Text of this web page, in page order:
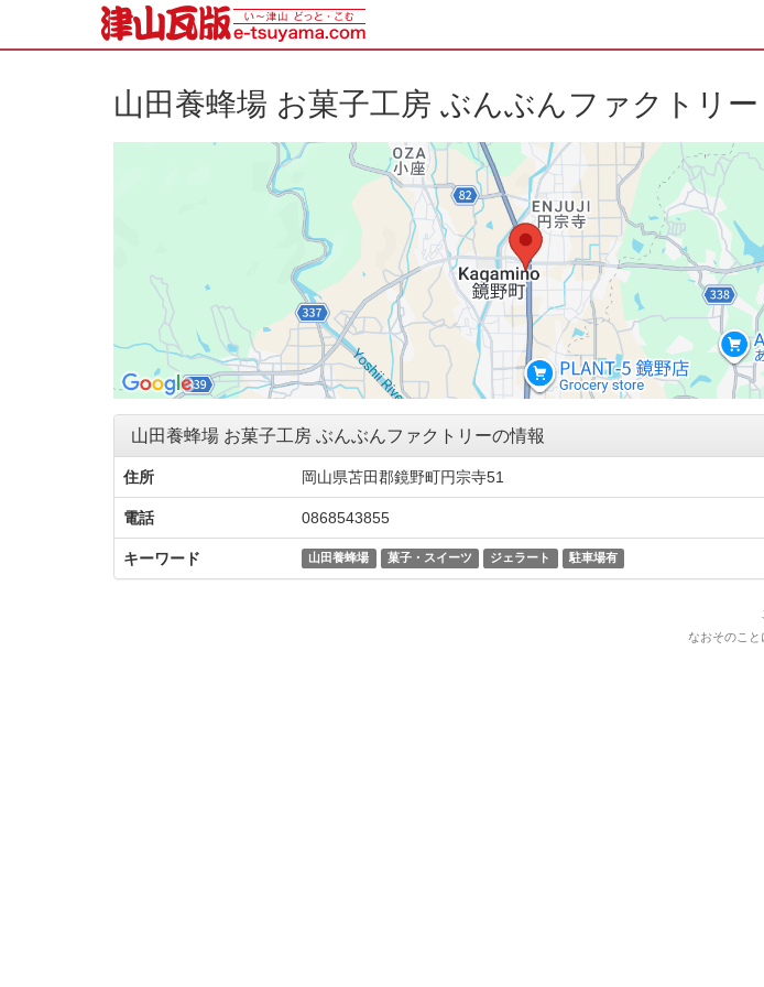
山田養蜂場 お菓子工房 ぶんぶんファクトリー
山田養蜂場 お菓子工房 ぶんぶんファクトリーの情報
住所 岡山県苫田郡鏡野町円宗寺51
電話 0868543855
キーワード 山田養蜂場 菓子・スイーツ ジェラート 駐車場有
なおそのこ